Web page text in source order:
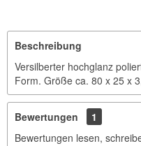
Beschreibung
Versilberter hochglanz
Form. Größe ca. 80 x 25 x
Bewertungen
1
Bewertungen lesen,